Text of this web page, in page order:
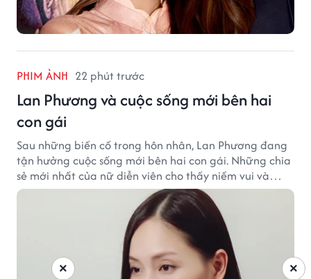
PHIM ẢNH 22 phút trước
Lan Phương và cuộc sống mới bên hai
con gái
Sau những biến cố trong hôn nhân, Lan Phương đang
tận hưởng cuộc sống mới bên hai con gái. Những chia
sẻ mới nhất của nữ diễn viên cho thấy niềm vui và
hạnh phúc hiện tại đến từ những điều bình dị mỗi
×
×